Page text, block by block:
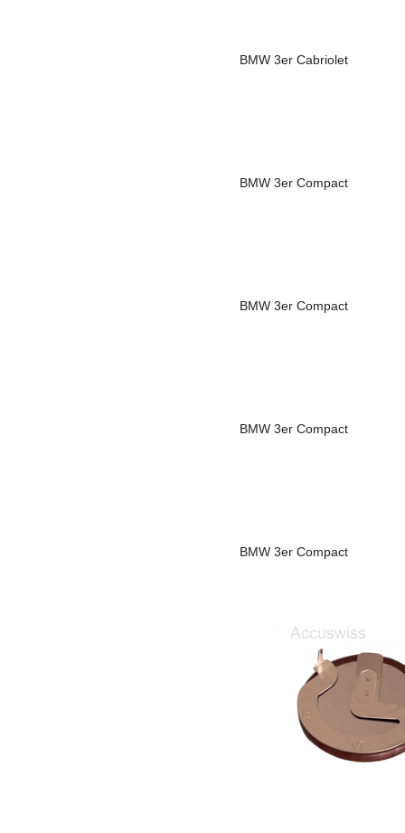
BMW 3er Cabriolet
BMW 3er Compact
BMW 3er Compact
BMW 3er Compact
BMW 3er Compact